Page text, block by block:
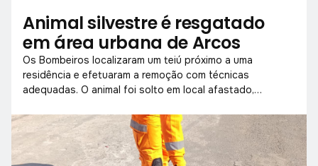
Animal silvestre é resgatado
em área urbana de Arcos
Os Bombeiros localizaram um teiú próximo a uma
residência e efetuaram a remoção com técnicas
adequadas. O animal foi solto em local afastado,